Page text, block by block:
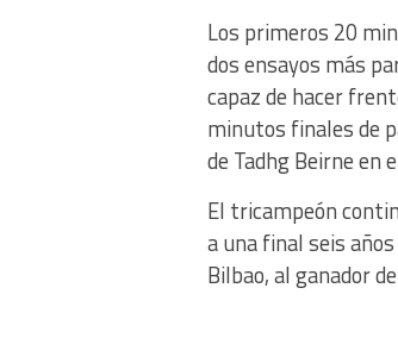
Los primeros 20
dos ensayos más
capaz de hacer
minutos finales de
de Tadhg Beirne
El tricampeón
a una final seis
Bilbao, al ganador